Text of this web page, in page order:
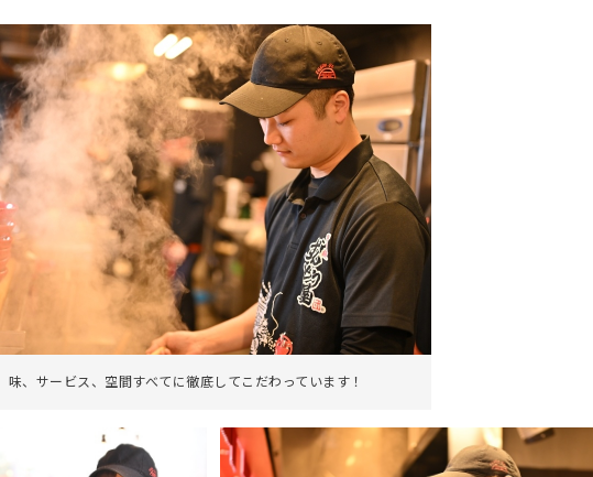
味、サービス、空間すべてに徹底してこだわっています！